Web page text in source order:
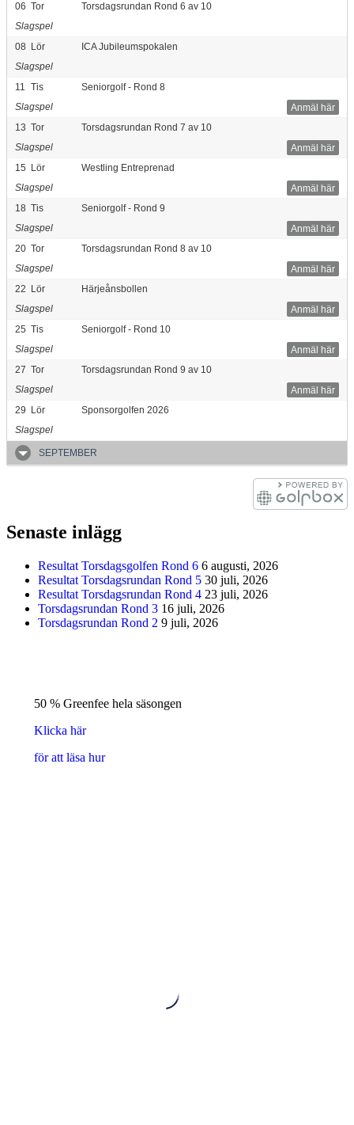
06 Tor
Torsdagsrundan Rond 6 av 10
Slagspel
08
Lör
ICA Jubileumspokalen
Slagspel
11 Tis
Seniorgolf - Rond 8
Anmäl här
Slagspel
13 Tor
Torsdagsrundan Rond 7 av 10
Anmäl här
Slagspel
15
Lör
Westling Entreprenad
Anmäl här
Slagspel
18 Tis
Seniorgolf - Rond 9
Anmäl här
Slagspel
20 Tor
Torsdagsrundan Rond 8 av 10
Anmäl här
Slagspel
22
Lör
Härjeånsbollen
Anmäl här
Slagspel
25 Tis
Seniorgolf - Rond 10
Anmäl här
Slagspel
27 Tor
Torsdagsrundan Rond 9 av 10
Anmäl här
Slagspel
29
Lör
Sponsorgolfen 2026
Slagspel
SEPTEMBER
Senaste inlägg
Resultat Torsdagsgolfen Rond 6 6 augusti, 2026
Resultat Torsdagsrundan Rond 5 30 juli, 2026
Resultat Torsdagsrundan Rond 4 23 juli, 2026
Torsdagsrundan Rond 3 16 juli, 2026
Torsdagsrundan Rond 2 9 juli, 2026
50 % Greenfee hela säsongen
Klicka här
för att läsa hur